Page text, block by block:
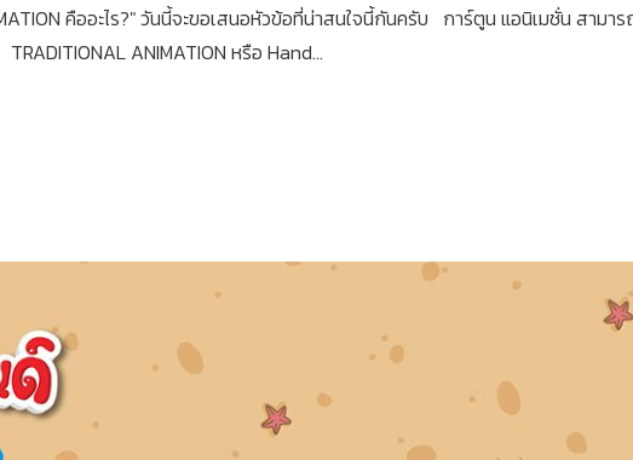
คืออะไร?" วันนี้จะขอเสนอหัวข้อที่น่าสนใจนี้กันครับ การ์ตูน แอนิเมชั่น สามาร
ANIMATION หรือ Hand...